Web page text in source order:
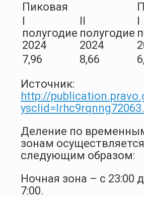
Пиковая
полугодие
2024
полугодие
2024
7,96
8,66
Источник:
http://
Деление по
зонам осуществляется
следующим образом:
Ночная зона – с 23:00
7:00.